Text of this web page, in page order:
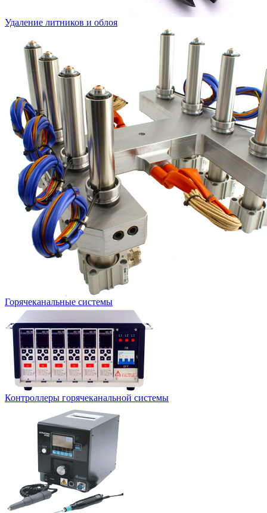
Удаление литников и облоя
Горячеканальные системы
Контроллеры горячеканальной системы